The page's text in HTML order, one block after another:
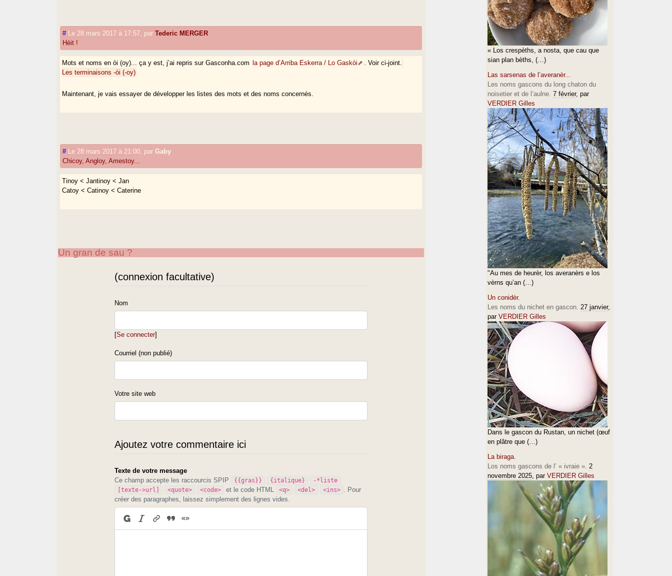
# Le 28 mars 2017 à 17:57 parTederic MERGER
Hèit !
Mots et noms en òi (oy)... ça y est, j’ai repris sur Gasconha.com la page d’Arriba Eskerra / Lo Gaskòi
. Voir ci-joint.
Les terminaisons -òi (-oy)
Maintenant, je vais essayer de développer les listes des mots et des noms concernés.
# Le 28 mars 2017 à 21:00 parGaby
Chicoy, Angloy, Amestoy...
Tinoy < Jantinoy < Jan
Catoy < Catinoy < Caterine
Un gran de sau ?
(connexion facultative)
Nom
[Se connecter]
Courriel (non publié)
Votre site web
Ajoutez votre commentaire ici
Texte de votre message
Ce champ accepte les raccourcis SPIP
{{gras}} {italique}
-*liste
[texte->url]
<quote> <code> et le code HTML <q> <del> <ins>
. Pour
créer des paragraphes, laissez simplement des lignes vides.
« Los crespèths, a nosta, que cau que
sian plan bèths, (…)
Las sarsenas de l’averanèr...
Les noms gascons du long chaton du
noisetier et de l’aulne. 7 février, par
VERDIER Gilles
"Au mes de heurèr, los averanèrs e los
vèrns qu’an (…)
Un conidèr.
Les noms du nichet en gascon. 27 janvier,
par VERDIER Gilles
Dans le gascon du Rustan, un nichet (œuf
en plâtre que (…)
La biraga.
Los noms gascons de l’ « ivraie ». 2
novembre 2025, par VERDIER Gilles